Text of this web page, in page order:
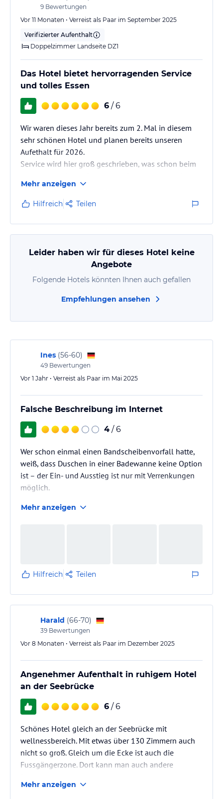
9 Bewertungen
Vor 11 Monaten • Verreist als Paar im September 2025
Verifizierter Aufenthalt
Doppelzimmer Landseite DZ1
Das Hotel bietet hervorragenden Service
und tolles Essen
6 / 6
Wir waren dieses Jahr bereits zum 2. Mal in diesem
sehr schönen Hotel und planen bereits unseren
Aufethalt für 2026.
Service wird hier groß geschrieben, was schon beim
als wir anreisten und so kam der freundliche
Rezeptionist direkt raus und erklärte uns, dass wir
gleich um die Eckein der Tiefgarage parken könnten.
In der Zeit, wo wir unser Auto parkten, trug er schon
mal unser Gepaäck in die Lobby und wir bekamen
auch gleich zum einchecken 2 Gläser Orangensaft…
Mehr anzeigen
Hilfreich Teilen
Leider haben wir für dieses Hotel keine
Angebote
Folgende Hotels könnten Ihnen auch gefallen
Empfehlungen ansehen
Ines (56-60)
49 Bewertungen
Vor 1 Jahr • Verreist als Paar im Mai 2025
Falsche Beschreibung im Internet
4 / 6
Wer schon einmal einen Bandscheibenvorfall hatte,
weiß, dass Duschen in einer Badewanne keine Option
ist – der Ein- und Ausstieg ist nur mit Verrenkungen
möglich.
Im Vorjahr hatte ich im Kurhaus Binz ein großzügiges
A-ROSA-Übernahme gönnte ich uns diesen Aufenthalt
Mehr anzeigen
Hilfreich Teilen
Harald (66-70)
39 Bewertungen
Vor 8 Monaten • Verreist als Paar im Dezember 2025
Angenehmer Aufenthalt in ruhigem Hotel
an der Seebrücke
6 / 6
Schönes Hotel gleich an der Seebrücke mit
wellnessbereich. Mit etwas über 130 Zimmern auch
nicht so groß. Gleich um die Ecke ist auch die
Fussgängerzone. Dort kann man auch andere
Mehr anzeigen